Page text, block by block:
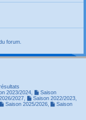
forum.
2023/2024,
Saison
2027, Saison 2022/2023,
Saison 2025/2026,
Saison